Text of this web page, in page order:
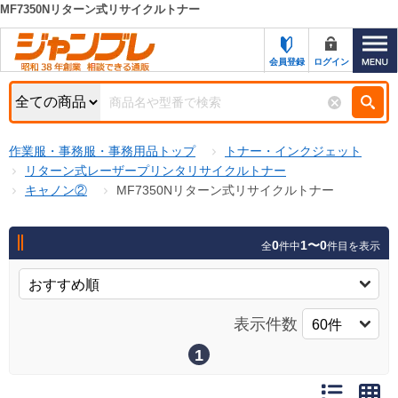
カテゴリー一覧
お知らせ
特集・キャンペーン一覧
初めての方へ
お問い合わせ
新規登録キャンペーン
キーワード検索
検索条件
商品カテゴリから選ぶ
商品ステータスで絞る
キャンペーン
MF7350Nリターン式リサイクルトナー
会員登録 ログイン
作業服・事務服・事務用品トップ
トナー・インクジェット
リターン式レーザープリンタリサイクルトナー
キャノン②
MF7350Nリターン式リサイクルトナー
全0件中1〜0件目を表示
表示件数
1